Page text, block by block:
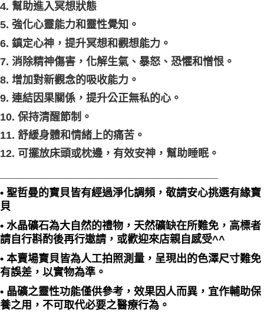
4. 幫助進入冥想狀態
5. 強化心靈能力和靈性覺知。
6. 鎮定心神，提升冥想和觀想能力。
7. 消除精神傷害，化解生氣、暴怒、恐懼和憎恨。
8. 增加對新觀念的吸收能力。
9. 連結因果關係，提升公正無私的心。
10. 保持清醒節制。
11. 舒緩身體和情緒上的痛苦。
12. 可擺放床頭或枕邊，有效安神，幫助睡眠。
• 聖哲曼的寶貝皆有經過淨化調頻，敬請安心挑選有緣寶
貝
• 水晶礦石為大自然的禮物，天然礦缺在所難免，高標者
請自行斟酌後再行邀請，或歡迎來店親自感受^^
• 本賣場寶貝皆為人工拍照測量，呈現出的色澤尺寸難免
有誤差，以實物為準。
• 晶礦之靈性功能僅供參考，效果因人而異，宜作輔助保
養之用，不可取代必要之醫療行為。